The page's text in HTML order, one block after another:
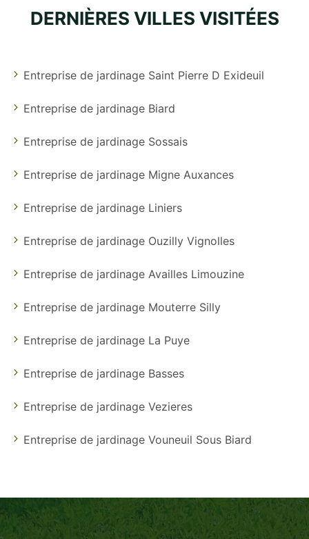
DERNIÈRES VILLES VISITÉES
Entreprise de jardinage Saint Pierre D Exideuil
Entreprise de jardinage Biard
Entreprise de jardinage Sossais
Entreprise de jardinage Migne Auxances
Entreprise de jardinage Liniers
Entreprise de jardinage Ouzilly Vignolles
Entreprise de jardinage Availles Limouzine
Entreprise de jardinage Mouterre Silly
Entreprise de jardinage La Puye
Entreprise de jardinage Basses
Entreprise de jardinage Vezieres
Entreprise de jardinage Vouneuil Sous Biard